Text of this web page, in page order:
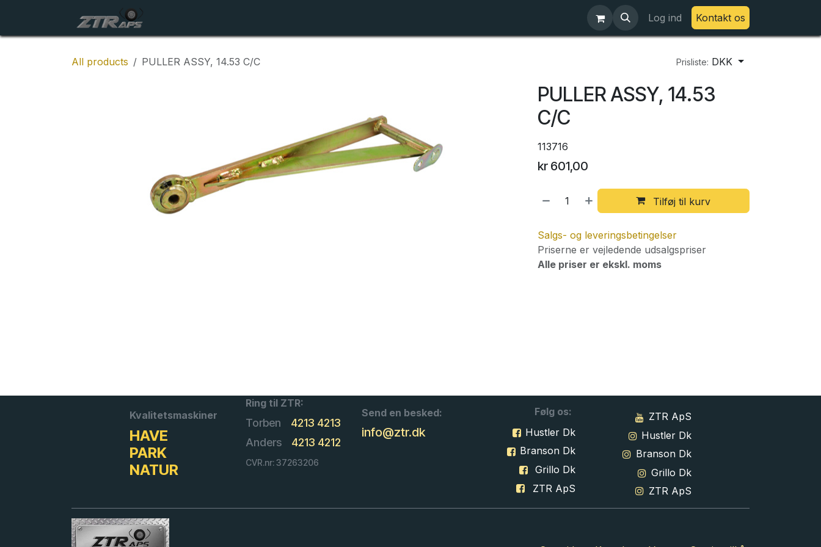
Log ind Kontakt os
All products PULLER ASSY, 14.53 C/C Prisliste: DKK
PULLER ASSY, 14.53
C/C
113716
kr 601,00
Tilføj til kurv
Salgs- og leveringsbetingelser
Priserne er vejledende udsalgspriser
Alle priser er ekskl. moms
Kvalitetsmaskiner
HAVE
PARK
NATUR
Ring til ZTR:
Torben
4213 4213
Anders
4213 4212
CVR.nr: 37263206
Send en besked:
info@ztr.dk
Følg os:
Hustler Dk
Branson Dk
Grillo Dk
ZTR ApS
ZTR ApS
Hustler Dk
Branson Dk
Grillo Dk
ZTR ApS